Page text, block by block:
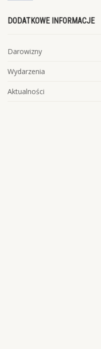
DODATKOWE INFORMACJE
Darowizny
Wydarzenia
Aktualności